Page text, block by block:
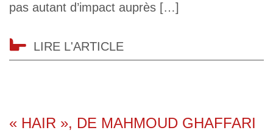
pas autant d’impact auprès […]
LIRE L'ARTICLE
« HAIR », DE MAHMOUD GHAFFARI